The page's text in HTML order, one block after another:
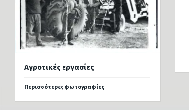
Αγροτικές εργασίες
Περισσότερες φωτογραφίες